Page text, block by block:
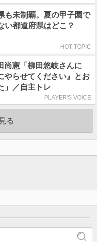
も未制覇。夏の甲子園で
い都道府県はどこ？
HOT TOPIC
尚憲「柳田悠岐さんに
やらせてください』とお
」／自主トレ
PLAYER'S VOICE
る